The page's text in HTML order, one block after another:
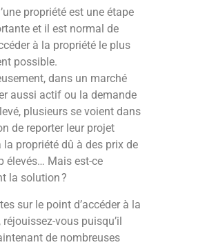
propriété est une étape
et il est normal de
à la propriété le plus
possible.
dans un marché
aussi actif ou la demande
plusieurs se voient dans
de reporter leur projet
la propriété dû à des prix de
élevés… Mais est-ce
la solution ?
sur le point d’accéder à la
réjouissez-vous puisqu’il
de nombreuses